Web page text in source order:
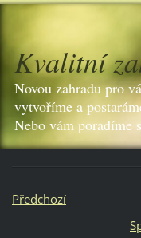
Kvalitní
Novou zahradu pro
vytvoříme a
Nebo vám poradíme
Předchozí